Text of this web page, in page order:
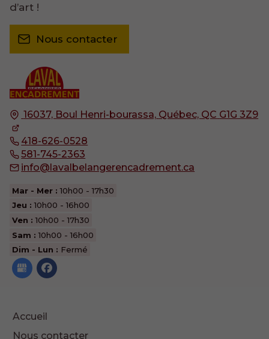
16037, Boul Henri-bourassa, Québec, QC G1G 3Z9
418-626-0528
581-745-2363
info@lavalbelangerencadrement.ca
Mar - Mer : 10h00 - 17h30
Jeu : 10h00 - 16h00
Ven : 10h00 - 17h30
Sam : 10h00 - 16h00
Dim - Lun : Fermé
Accueil
Nous contacter
d’art !
Nous contacter